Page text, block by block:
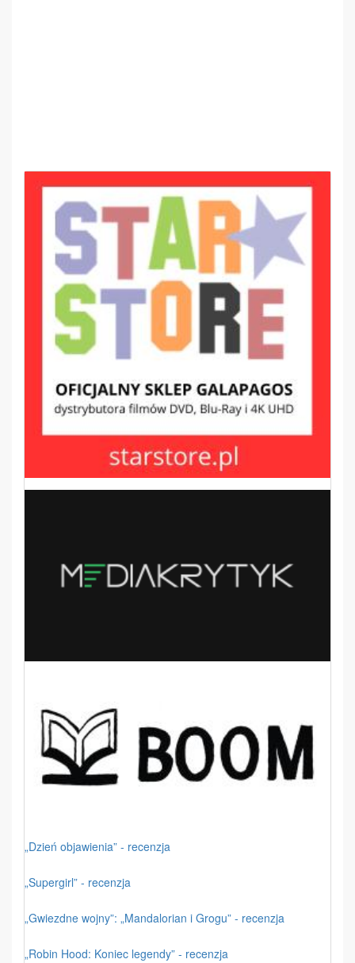
„Dzień objawienia” - recenzja
„Supergirl” - recenzja
„Gwiezdne wojny”: „Mandalorian i Grogu” - recenzja
„Robin Hood: Koniec legendy” - recenzja